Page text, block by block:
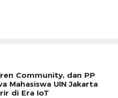
Community, dan PP
Mahasiswa UIN Jakarta
di Era IoT